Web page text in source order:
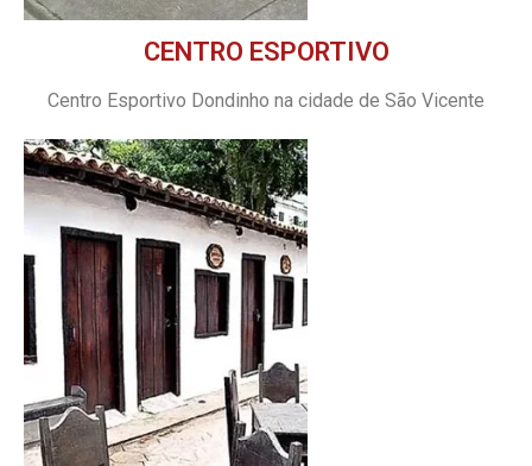
CENTRO ESPORTIVO
Centro Esportivo Dondinho na cidade de São Vicente